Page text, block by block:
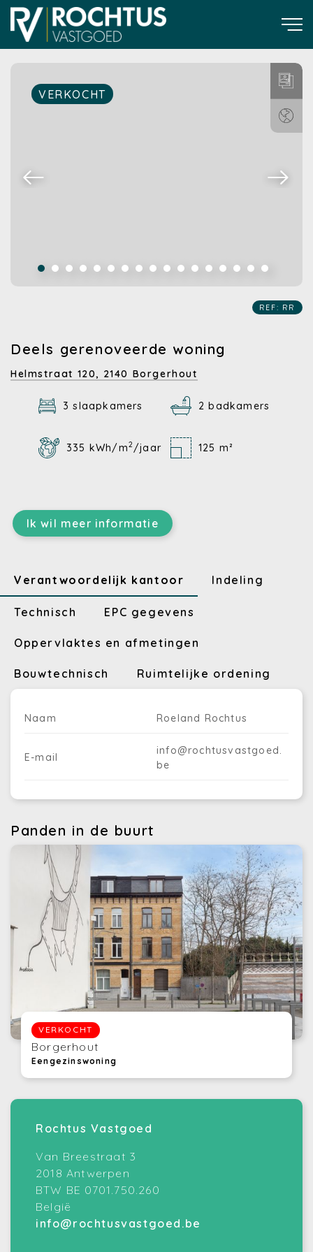
VERKOCHT
REF: RR
Deels gerenoveerde woning
Helmstraat 120, 2140 Borgerhout
3 slaapkamers 2 badkamers
335 kWh/m2 /jaar 125 m²
Ik wil meer informatie
Verantwoordelijk kantoor Indeling
Technisch EPC gegevens
Oppervlaktes en afmetingen
Bouwtechnisch Ruimtelijke ordening
Naam Roeland Rochtus
E-mail
info@rochtusvastgoed.
be
Panden in de buurt
VERKOCHT
Borgerhout
Eengezinswoning
Rochtus Vastgoed
Van Breestraat 3
2018 Antwerpen
BTW BE 0701.750.260
België
info@rochtusvastgoed.be